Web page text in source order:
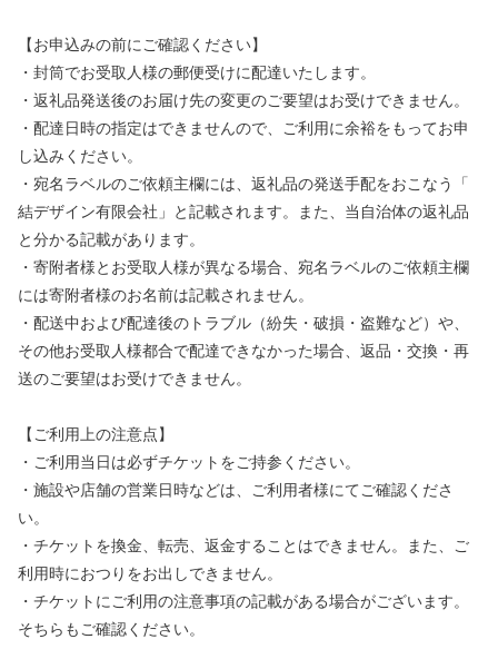
【お申込みの前にご確認ください】
・封筒でお受取人様の郵便受けに配達いたします。
・返礼品発送後のお届け先の変更のご要望はお受けできません。
・配達日時の指定はできませんので、ご利用に余裕をもってお申
し込みください。
・宛名ラベルのご依頼主欄には、返礼品の発送手配をおこなう「
結デザイン有限会社」と記載されます。また、当自治体の返礼品
と分かる記載があります。
・寄附者様とお受取人様が異なる場合、宛名ラベルのご依頼主欄
には寄附者様のお名前は記載されません。
・配送中および配達後のトラブル（紛失・破損・盗難など）や、
その他お受取人様都合で配達できなかった場合、返品・交換・再
送のご要望はお受けできません。
【ご利用上の注意点】
・ご利用当日は必ずチケットをご持参ください。
・施設や店舗の営業日時などは、ご利用者様にてご確認くださ
い。
・チケットを換金、転売、返金することはできません。また、ご
利用時におつりをお出しできません。
・チケットにご利用の注意事項の記載がある場合がございます。
そちらもご確認ください。